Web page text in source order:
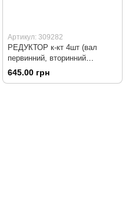
Артикул: 309282
РЕДУКТОР к-кт 4шт (вал
первинний, вторинний
короткий, шестірні)
645.00 грн